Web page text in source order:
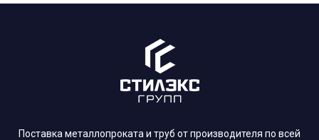
Поставка металлопроката и труб от производителя по всей